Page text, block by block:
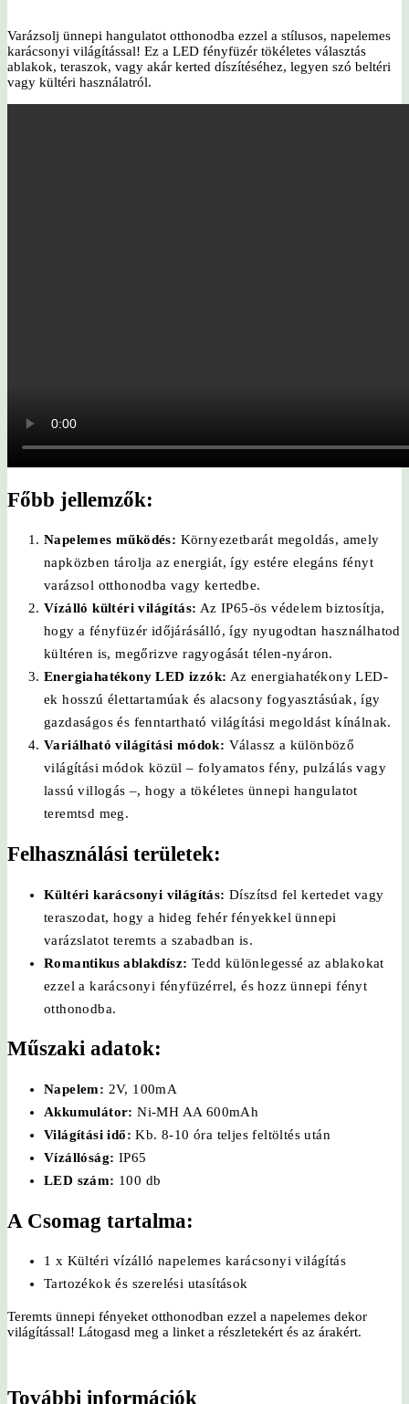
Varázsolj ünnepi hangulatot otthonodba ezzel a stílusos, napelemes
karácsonyi világítással! Ez a LED fényfüzér tökéletes választás
ablakok, teraszok, vagy akár kerted díszítéséhez, legyen szó beltéri
vagy kültéri használatról.
Főbb jellemzők:
Napelemes működés: Környezetbarát megoldás, amely
napközben tárolja az energiát, így estére elegáns fényt
varázsol otthonodba vagy kertedbe.
Vízálló kültéri világítás: Az IP65-ös védelem biztosítja,
hogy a fényfüzér időjárásálló, így nyugodtan használhatod
kültéren is, megőrizve ragyogását télen-nyáron.
Energiahatékony LED izzók: Az energiahatékony LED-
ek hosszú élettartamúak és alacsony fogyasztásúak, így
gazdaságos és fenntartható világítási megoldást kínálnak.
Variálható világítási módok: Válassz a különböző
világítási módok közül – folyamatos fény, pulzálás vagy
lassú villogás –, hogy a tökéletes ünnepi hangulatot
teremtsd meg.
Felhasználási területek:
Kültéri karácsonyi világítás: Díszítsd fel kertedet vagy
teraszodat, hogy a hideg fehér fényekkel ünnepi
varázslatot teremts a szabadban is.
Romantikus ablakdísz: Tedd különlegessé az ablakokat
ezzel a karácsonyi fényfüzérrel, és hozz ünnepi fényt
otthonodba.
Műszaki adatok:
Napelem: 2V, 100mA
Akkumulátor: Ni-MH AA 600mAh
Világítási idő: Kb. 8-10 óra teljes feltöltés után
Vízállóság: IP65
LED szám: 100 db
A Csomag tartalma:
1 x Kültéri vízálló napelemes karácsonyi világítás
Tartozékok és szerelési utasítások
Teremts ünnepi fényeket otthonodban ezzel a napelemes dekor
világítással! Látogasd meg a linket a részletekért és az árakért.
További információk